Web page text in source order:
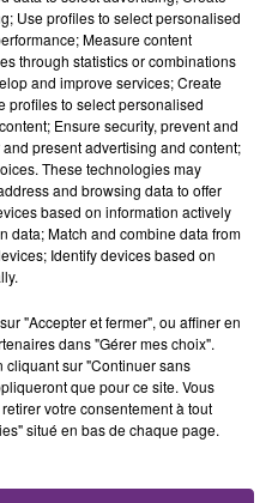
DE REIMS FERME
du centre-ville
est contraint de
22h40
22h40
Use profiles to select personalised
Measure content
through statistics or combinations
and improve services; Create
profiles to select personalised
Ensure security, prevent and
present advertising and content;
These technologies may
and browsing data to offer
based on information actively
data; Match and combine data from
Identify devices based on
"Accepter et fermer", ou affiner en
dans "Gérer mes choix".
cliquant sur "Continuer sans
que pour ce site. Vous
votre consentement à tout
situé en bas de chaque page.